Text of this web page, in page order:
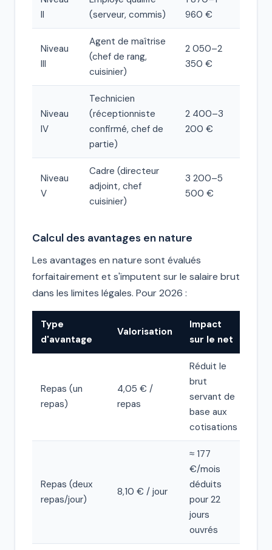
II
(serveur, commis)
960 €
Niveau
III
Agent de maîtrise
(chef de rang,
cuisinier)
2 050–2
350 €
Niveau
IV
Technicien
(réceptionniste
confirmé, chef de
partie)
2 400–3
200 €
Niveau
V
Cadre (directeur
adjoint, chef
cuisinier)
3 200–5
500 €
Calcul des avantages en nature
Les avantages en nature sont évalués
forfaitairement et s'imputent sur le salaire brut
dans les limites légales. Pour 2026 :
Type
d'avantage
Valorisation
Impact
sur le net
Repas (un
repas)
4,05 € /
repas
Réduit le
brut
servant de
base aux
cotisations
Repas (deux
repas/jour)
8,10 € / jour
≈ 177
€/mois
déduits
pour 22
jours
ouvrés